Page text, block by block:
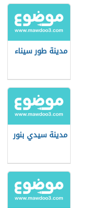
مدينة طور سيناء
مدينة سيدي بنور